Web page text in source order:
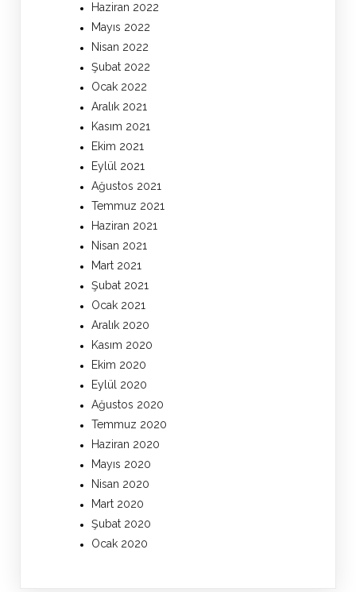
Haziran 2022
Mayıs 2022
Nisan 2022
Şubat 2022
Ocak 2022
Aralık 2021
Kasım 2021
Ekim 2021
Eylül 2021
Ağustos 2021
Temmuz 2021
Haziran 2021
Nisan 2021
Mart 2021
Şubat 2021
Ocak 2021
Aralık 2020
Kasım 2020
Ekim 2020
Eylül 2020
Ağustos 2020
Temmuz 2020
Haziran 2020
Mayıs 2020
Nisan 2020
Mart 2020
Şubat 2020
Ocak 2020